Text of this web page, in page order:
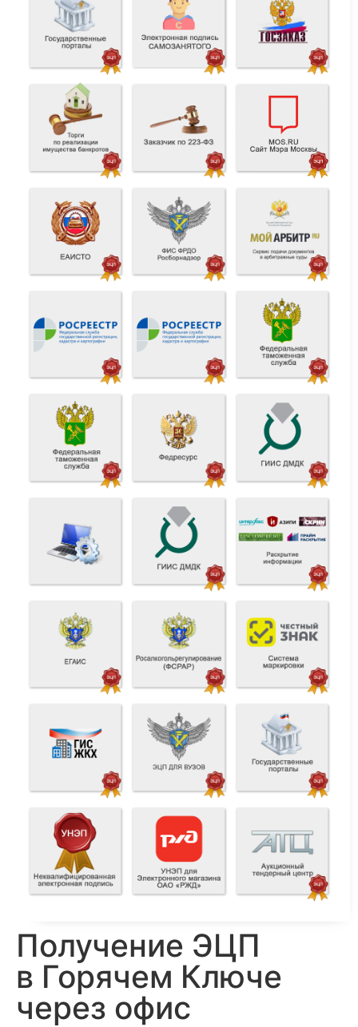
Получение ЭЦП
в Горячем Ключе
через офис